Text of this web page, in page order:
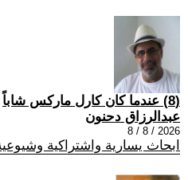
(8) عندما كان كارل ماركس شاباً
عبدالرزاق دحنون
2026 / 8 / 8
ابحاث يسارية واشتراكية